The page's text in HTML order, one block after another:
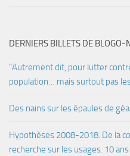
DERNIERS BILLETS DE BLOGO-
“Autrement dit, pour lutter
population… mais surtout pas
Des nains sur les épaules de
Hypothèses 2008-2018. De la
recherche sur les usages. 10